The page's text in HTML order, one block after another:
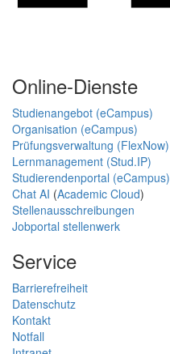
Online-Dienste
Studienangebot (eCampus)
Organisation (eCampus)
Prüfungsverwaltung (FlexNow)
Lernmanagement (Stud.IP)
Studierendenportal (eCampus)
Chat AI (Academic Cloud)
Stellenausschreibungen
Jobportal stellenwerk
Service
Barrierefreiheit
Datenschutz
Kontakt
Notfall